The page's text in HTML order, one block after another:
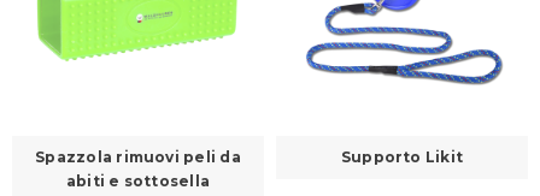
Spazzola rimuovi peli da
abiti e sottosella
Supporto Likit